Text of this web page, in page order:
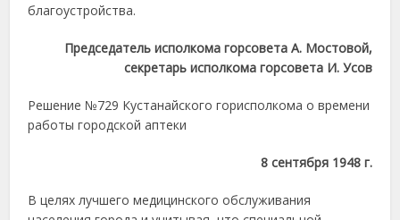
благоустройства.
Председатель исполкома горсовета А. Мостовой,
секретарь исполкома горсовета И. Усов
Решение №729 Кустанайского горисполкома о времени
работы городской аптеки
8 сентября 1948 г.
В целях лучшего медицинского обслуживания